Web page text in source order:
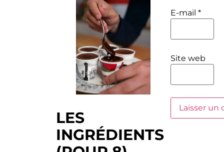
LES
INGRÉDIENTS
E-mail *
Site web